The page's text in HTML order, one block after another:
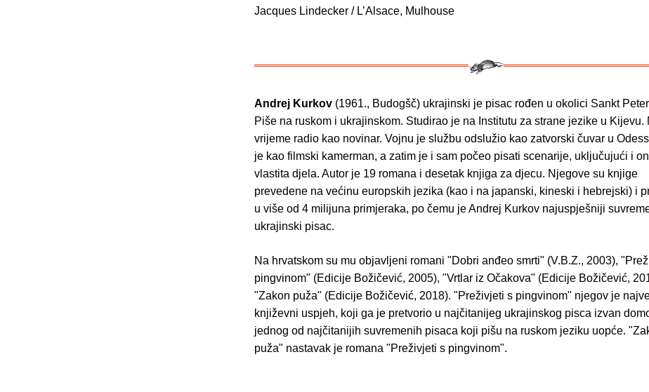
Jacques Lindecker / L’Alsace, Mulhouse
Andrej Kurkov (1961., Budogšč) ukrajinski je pisac rođen u okolici Sankt
Piše na ruskom i ukrajinskom. Studirao je na Institutu za strane jezike u Kijevu.
vrijeme radio kao novinar. Vojnu je službu odslužio kao zatvorski čuvar u
je kao filmski kamerman, a zatim je i sam počeo pisati scenarije, uključujući i
vlastita djela. Autor je 19 romana i desetak knjiga za djecu. Njegove su knjige
prevedene na većinu europskih jezika (kao i na japanski, kineski i hebrejski) i
u više od 4 milijuna primjeraka, po čemu je Andrej Kurkov najuspješniji
ukrajinski pisac.
Na hrvatskom su mu objavljeni romani "Dobri anđeo smrti" (V.B.Z., 2003),
pingvinom" (Edicije Božičević, 2005), "Vrtlar iz Očakova" (Edicije Božičević,
"Zakon puža" (Edicije Božičević, 2018). "Preživjeti s pingvinom" njegov je
književni uspjeh, koji ga je pretvorio u najčitanijeg ukrajinskog pisca izvan
jednog od najčitanijih suvremenih pisaca koji pišu na ruskom jeziku uopće.
puža" nastavak je romana "Preživjeti s pingvinom".